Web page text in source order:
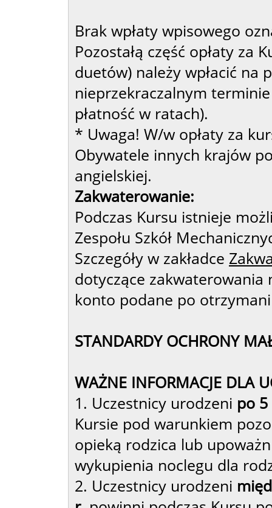
Brak wpłaty wpisowego
Pozostałą część opłaty za
duetów) należy wpłacić na
nieprzekraczalnym
płatność w ratach).
* Uwaga! W/w opłaty za
Obywatele innych krajów
angielskiej.
Zakwaterowanie:
Podczas Kursu istnieje
Zespołu Szkół
Szczegóły w zakładce
dotyczące
konto podane po
STANDARDY OCHRONY
WAŻNE INFORMACJE DLA
1. Uczestnicy urodzeni po
Kursie pod warunkiem
opieką rodzica lub
wykupienia noclegu dla
2. Uczestnicy urodzeni